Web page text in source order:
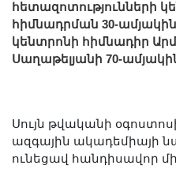
Հրատարակություններ
Հիմնադրամներ
Գիտաժողովներ
համագործակցություն
Երիտասարդական
հետազոտությունների
հիմնադրման 30-
կենտրոնի հիմնադիր
Սաղաթելյանի 70-
Սույն թվականի
ազգային ակադեմիայի
ունեցավ հանդիսավոր